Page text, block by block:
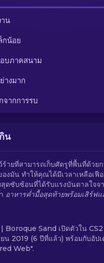
น
กน้อย
บภาคสนาม
างมาก
จากการรบ
น
ายที่สามารถเก็บศัตรูที่พื้นที่ด้วย
องมัน ทำให้คุณได้มีเวลาเหลือเ
สุดซับซ้อนที่ได้รับแรงบันดาลใจ
อาหารค่ำมื้อสุดท้ายพร้อมเสิร์ฟแ
Boroque Sand เปิดตัวใน CS2
น 2019 (6 ปีที่แล้ว) พร้อมกับอัป
Web".